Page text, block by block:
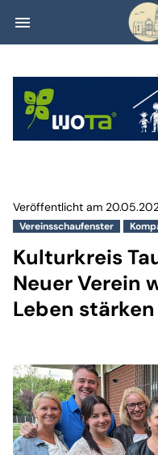
menu
Vereinsschaufenster
Veröffentlicht am
Kulturkreis
Neuer Verein
Leben stärken